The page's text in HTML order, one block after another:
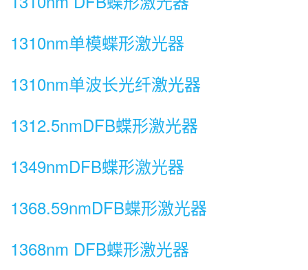
1310nm单模蝶形激光器
1310nm单波长光纤激光器
1312.5nmDFB蝶形激光器
1349nmDFB蝶形激光器
1368.59nmDFB蝶形激光器
1368nm DFB蝶形激光器